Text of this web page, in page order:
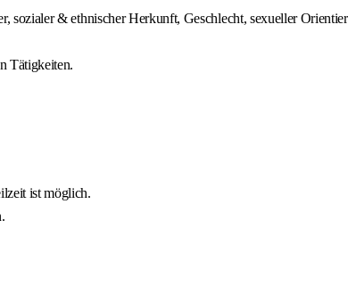
sozialer & ethnischer Herkunft, Geschlecht, sexueller
Tätigkeiten.
ist möglich.